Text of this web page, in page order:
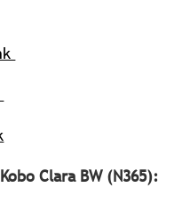
Clara BW (N365):